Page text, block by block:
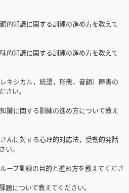
的知識に関する訓練の進め方を教えて
的知識に関する訓練の進め方を教えて
キシカル，統語，形態，音韻）障害の
さい。
識に関する訓練の進め方について教え
んに対する心理的対応法，受動的発話
い。
ープ訓練の目的と進め方を教えてくださ
題について教えてください。